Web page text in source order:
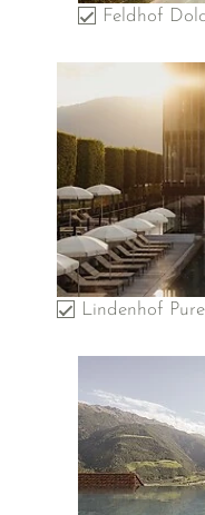
Feldhof
Lindenhof